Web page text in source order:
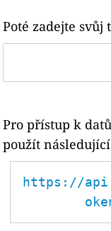
Poté zadejte svůj
Pro přístup k
použít následující
https://